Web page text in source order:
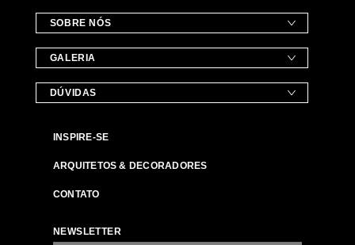
SOBRE NÓS
GALERIA
DÚVIDAS
INSPIRE-SE
ARQUITETOS & DECORADORES
CONTATO
NEWSLETTER